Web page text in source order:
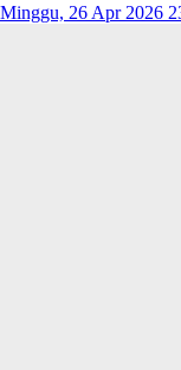
Minggu, 26 Apr 2026